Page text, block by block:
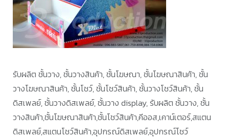
รับผลิต ชั้นวาง, ชั้นวางสินค้า, ชั้นโฆษณา, ชั้นโฆษณาสินค้า, ชั้น
วางโฆษณาสินค้า, ชั้นโชว์, ชั้นโชว์สินค้า, ชั้นวางโชว์สินค้า, ชั้น
ดิสเพลย์, ชั้นวางดิสเพลย์, ชั้นวาง display, รับผลิต ชั้นวาง, ชั้น
วางสินค้า,ชั้นโฆษณาสินค้า,ชั้นโชว์สินค้า,คีออส,เคาน์เตอร์,สแตน
ดิสเพลย์,สแตนโชว์สินค้า,อุปกรณ์ดิสเพลย์,อุปกรณ์โชว์